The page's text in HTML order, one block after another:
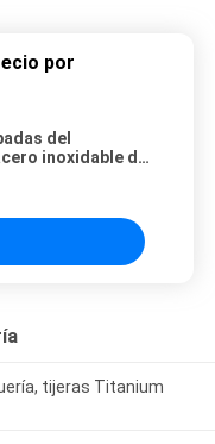
por
del
inoxidable de
tijeras Titanium